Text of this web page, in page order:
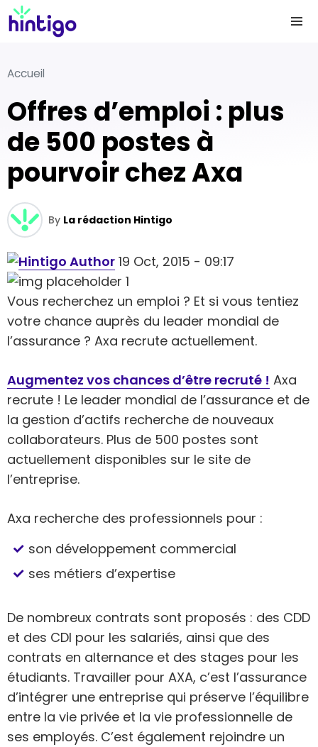
Accueil
Offres d’emploi : plus
de 500 postes à
pourvoir chez Axa
By La rédaction Hintigo
19 Oct, 2015 - 09:17
Vous recherchez un emploi ? Et si vous tentiez
votre chance auprès du leader mondial de
l’assurance ? Axa recrute actuellement.
Augmentez vos chances d’être recruté ! Axa
recrute ! Le leader mondial de l’assurance et de
la gestion d’actifs recherche de nouveaux
collaborateurs. Plus de 500 postes sont
actuellement disponibles sur le site de
l’entreprise.
Axa recherche des professionnels pour :
son développement commercial
ses métiers d’expertise
De nombreux contrats sont proposés : des CDD
et des CDI pour les salariés, ainsi que des
contrats en alternance et des stages pour les
étudiants. Travailler pour AXA, c’est l’assurance
d’intégrer une entreprise qui préserve l’équilibre
entre la vie privée et la vie professionnelle de
ses employés. C’est également rejoindre un